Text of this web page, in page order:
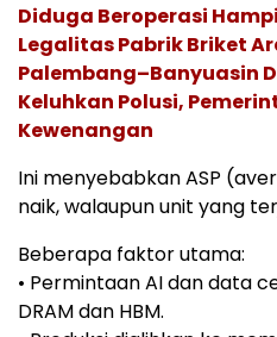
Diduga Beroperasi
Legalitas Pabrik Briket
Palembang–Banyuasin
Keluhkan Polusi,
Kewenangan
Ini menyebabkan ASP
naik, walaupun unit yang
Beberapa faktor utama:
• Permintaan AI dan data
DRAM dan HBM.